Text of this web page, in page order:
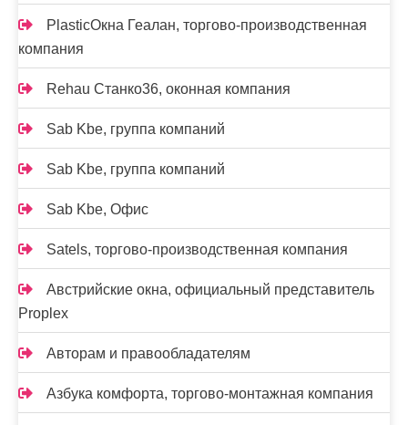
PlasticОкна Геалан, торгово-производственная
компания
Rehau Станко36, оконная компания
Sab Kbe, группа компаний
Sab Kbe, группа компаний
Sab Kbe, Офис
Satels, торгово-производственная компания
Австрийские окна, официальный представитель
Proplex
Авторам и правообладателям
Азбука комфорта, торгово-монтажная компания